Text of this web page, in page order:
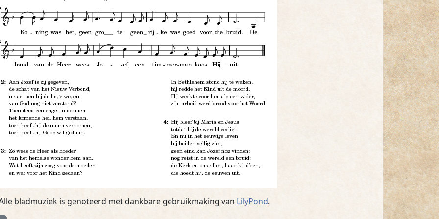
bladmuziek is genoteerd met dankbare gebruikmaking van LilyPond.